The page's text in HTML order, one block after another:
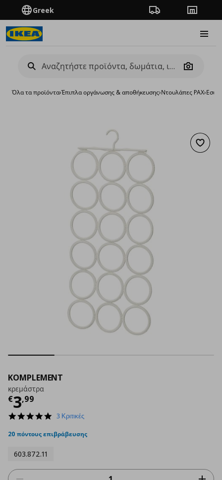
Greek Πορεία παραγγελίας
Camera
Όλα τα προϊόντα›Έπιπλα οργάνωσης & αποθήκευσης›Ντουλάπες PAX›
KOMPLEMENT
κρεμάστρα
€3,99
Τρέχουσα τιμή
5.0
rating
3 Κριτικές
20 πόντους επιβράβευσης
603.872.11